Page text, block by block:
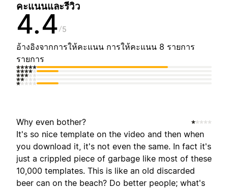
คะแนนและรีวิว
4.4 5
อ้างอิงจากการให้คะแนน การให้คะแนน 8 รายการ
รายการ
Why even bother?
It's so nice template on the video and then when
you download it, it's not even the same. In fact it's
just a crippled piece of garbage like most of these
10,000 templates. This is like an old discarded
beer can on the beach? Do better people; what's